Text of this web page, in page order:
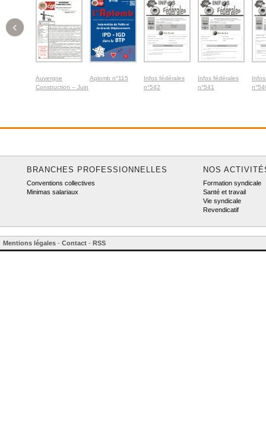
Auvergne
Construction – Juin
Aplomb n°115
Infos fédérales
n°542
Infos fédérales
n°541
‹
BRANCHES PROFESSIONNELLES
Conventions collectives
Minimas salariaux
NOS
Formation syndicale
Santé et travail
Vie syndicale
Revendicatif
Mentions légales - Contact - RSS